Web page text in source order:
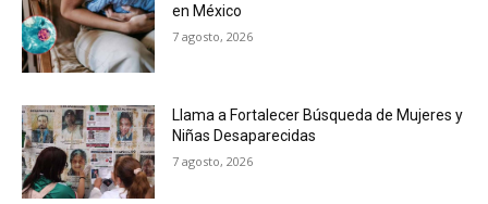
en México
7 agosto, 2026
Llama a Fortalecer Búsqueda de Mujeres y
Niñas Desaparecidas
7 agosto, 2026